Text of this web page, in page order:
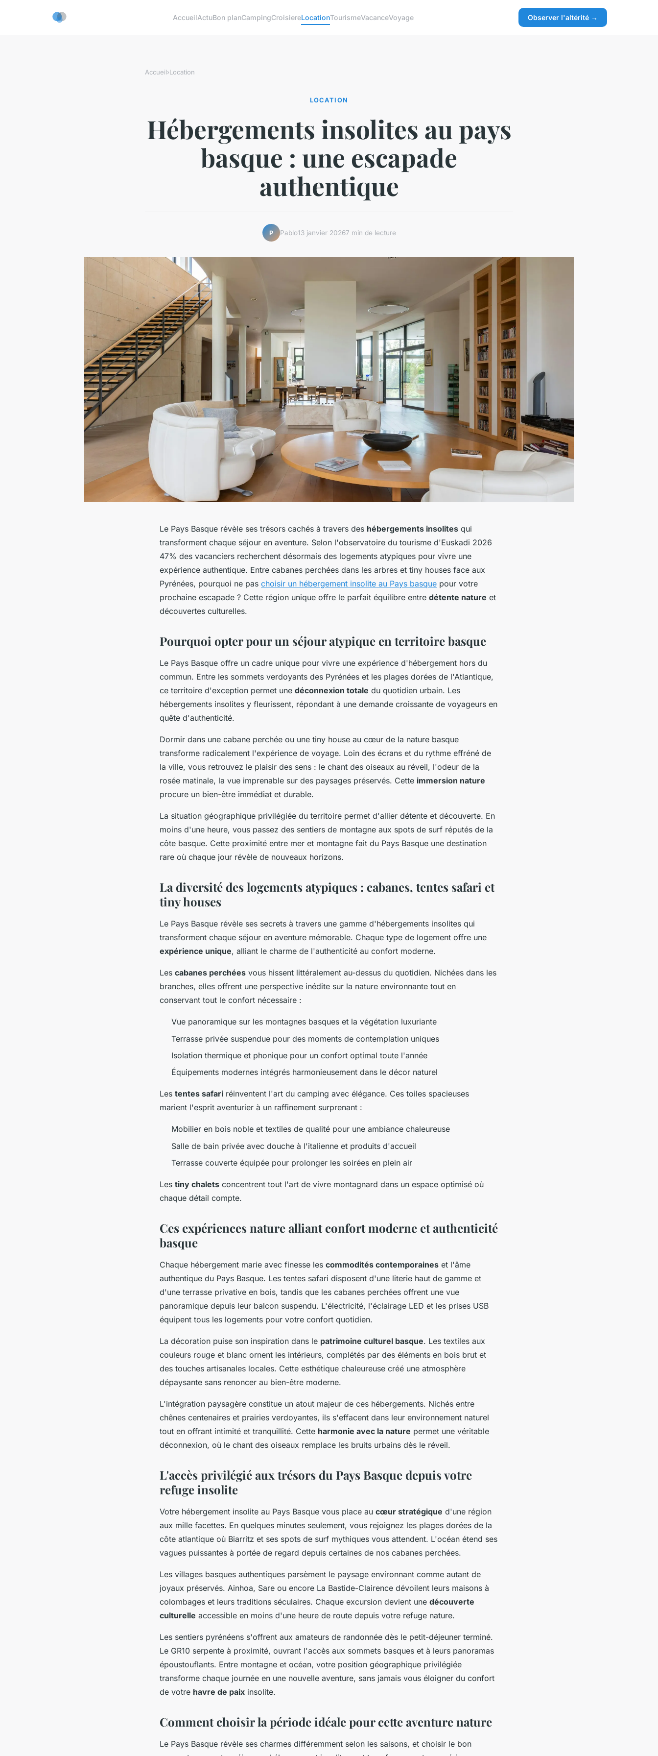
AccueilActuBon planCampingCroisiereLocationTourismeVacanceVoyage Observer l'altérité →
Accueil›Location
LOCATION
Hébergements insolites au pays
basque : une escapade
authentique
P Pablo13 janvier 20267 min de lecture
Le Pays Basque révèle ses trésors cachés à travers des hébergements insolites qui
transforment chaque séjour en aventure. Selon l'observatoire du tourisme d'Euskadi 2026
47% des vacanciers recherchent désormais des logements atypiques pour vivre une
expérience authentique. Entre cabanes perchées dans les arbres et tiny houses face aux
Pyrénées, pourquoi ne pas choisir un hébergement insolite au Pays basque pour votre
prochaine escapade ? Cette région unique offre le parfait équilibre entre détente nature et
découvertes culturelles.
Pourquoi opter pour un séjour atypique en territoire basque
Le Pays Basque offre un cadre unique pour vivre une expérience d'hébergement hors du
commun. Entre les sommets verdoyants des Pyrénées et les plages dorées de l'Atlantique,
ce territoire d'exception permet une déconnexion totale du quotidien urbain. Les
hébergements insolites y fleurissent, répondant à une demande croissante de voyageurs en
quête d'authenticité.
Dormir dans une cabane perchée ou une tiny house au cœur de la nature basque
transforme radicalement l'expérience de voyage. Loin des écrans et du rythme effréné de
la ville, vous retrouvez le plaisir des sens : le chant des oiseaux au réveil, l'odeur de la
rosée matinale, la vue imprenable sur des paysages préservés. Cette immersion nature
procure un bien-être immédiat et durable.
La situation géographique privilégiée du territoire permet d'allier détente et découverte. En
moins d'une heure, vous passez des sentiers de montagne aux spots de surf réputés de la
côte basque. Cette proximité entre mer et montagne fait du Pays Basque une destination
rare où chaque jour révèle de nouveaux horizons.
La diversité des logements atypiques : cabanes, tentes safari et
tiny houses
Le Pays Basque révèle ses secrets à travers une gamme d'hébergements insolites qui
transforment chaque séjour en aventure mémorable. Chaque type de logement offre une
expérience unique, alliant le charme de l'authenticité au confort moderne.
Les cabanes perchées vous hissent littéralement au-dessus du quotidien. Nichées dans les
branches, elles offrent une perspective inédite sur la nature environnante tout en
conservant tout le confort nécessaire :
Vue panoramique sur les montagnes basques et la végétation luxuriante
Terrasse privée suspendue pour des moments de contemplation uniques
Isolation thermique et phonique pour un confort optimal toute l'année
Équipements modernes intégrés harmonieusement dans le décor naturel
Les tentes safari réinventent l'art du camping avec élégance. Ces toiles spacieuses
marient l'esprit aventurier à un raffinement surprenant :
Mobilier en bois noble et textiles de qualité pour une ambiance chaleureuse
Salle de bain privée avec douche à l'italienne et produits d'accueil
Terrasse couverte équipée pour prolonger les soirées en plein air
Les tiny chalets concentrent tout l'art de vivre montagnard dans un espace optimisé où
chaque détail compte.
Ces expériences nature alliant confort moderne et authenticité
basque
Chaque hébergement marie avec finesse les commodités contemporaines et l'âme
authentique du Pays Basque. Les tentes safari disposent d'une literie haut de gamme et
d'une terrasse privative en bois, tandis que les cabanes perchées offrent une vue
panoramique depuis leur balcon suspendu. L'électricité, l'éclairage LED et les prises USB
équipent tous les logements pour votre confort quotidien.
La décoration puise son inspiration dans le patrimoine culturel basque. Les textiles aux
couleurs rouge et blanc ornent les intérieurs, complétés par des éléments en bois brut et
des touches artisanales locales. Cette esthétique chaleureuse créé une atmosphère
dépaysante sans renoncer au bien-être moderne.
L'intégration paysagère constitue un atout majeur de ces hébergements. Nichés entre
chênes centenaires et prairies verdoyantes, ils s'effacent dans leur environnement naturel
tout en offrant intimité et tranquillité. Cette harmonie avec la nature permet une véritable
déconnexion, où le chant des oiseaux remplace les bruits urbains dès le réveil.
L'accès privilégié aux trésors du Pays Basque depuis votre
refuge insolite
Votre hébergement insolite au Pays Basque vous place au cœur stratégique d'une région
aux mille facettes. En quelques minutes seulement, vous rejoignez les plages dorées de la
côte atlantique où Biarritz et ses spots de surf mythiques vous attendent. L'océan étend ses
vagues puissantes à portée de regard depuis certaines de nos cabanes perchées.
Les villages basques authentiques parsèment le paysage environnant comme autant de
joyaux préservés. Ainhoa, Sare ou encore La Bastide-Clairence dévoilent leurs maisons à
colombages et leurs traditions séculaires. Chaque excursion devient une découverte
culturelle accessible en moins d'une heure de route depuis votre refuge nature.
Les sentiers pyrénéens s'offrent aux amateurs de randonnée dès le petit-déjeuner terminé.
Le GR10 serpente à proximité, ouvrant l'accès aux sommets basques et à leurs panoramas
époustouflants. Entre montagne et océan, votre position géographique privilégiée
transforme chaque journée en une nouvelle aventure, sans jamais vous éloigner du confort
de votre havre de paix insolite.
Comment choisir la période idéale pour cette aventure nature
Le Pays Basque révèle ses charmes différemment selon les saisons, et choisir le bon